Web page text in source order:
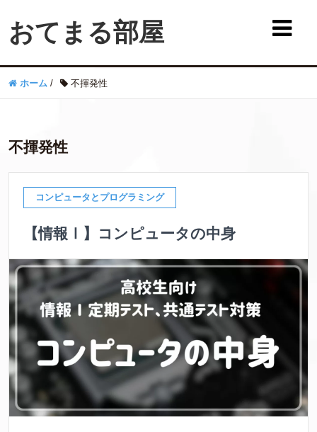
おてまる部屋
ホーム / 不揮発性
不揮発性
コンピュータとプログラミング
【情報Ⅰ】コンピュータの中身